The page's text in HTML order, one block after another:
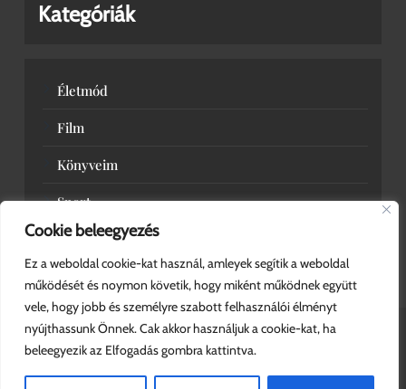
Cookie beleegyezés
Ez a weboldal cookie-kat használ, amleyek segítik a weboldal
működését és noymon követik, hogy miként működnek együtt
vele, hogy jobb és személyre szabott felhasználói élményt
nyújthassunk Önnek. Cak akkor használjuk a cookie-kat, ha
beleegyezik az Elfogadás gombra kattintva.
Kategóriák
Életmód
Film
Könyveim
Sport
Zene